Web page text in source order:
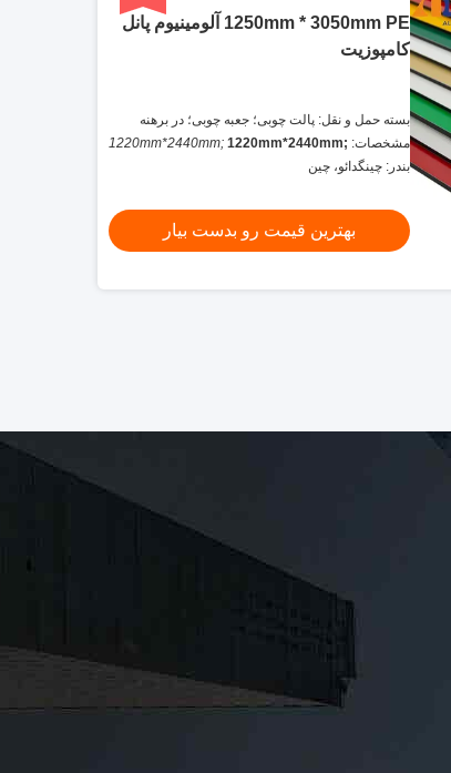
1250mm * 3050mm PE آلومینیوم پانل
کامپوزیت
بسته حمل و نقل: پالت چوبی؛ جعبه چوبی؛ در برهنه
مشخصات:
1220mm*2440mm; 1220mm*2440mm;
1250mm*3050mm
بندر: چینگدائو، چین
بهترین قیمت رو بدست بیار